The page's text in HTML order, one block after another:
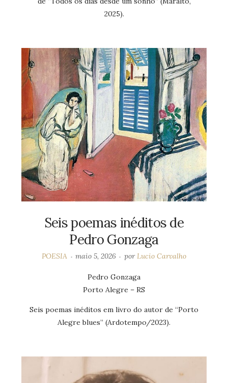
2025).
Seis poemas inéditos de
Pedro Gonzaga
POESIA maio 5, 2026 porLucio Carvalho
Pedro Gonzaga
Porto Alegre – RS
Seis poemas inéditos em livro do autor de “Porto
Alegre blues” (Ardotempo/2023).